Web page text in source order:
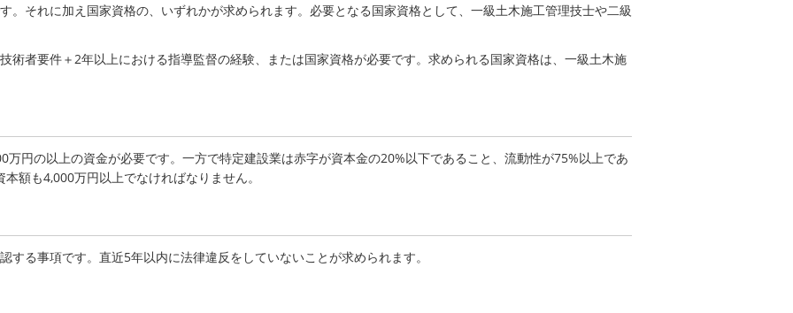
。それに加え国家資格の、いずれかが求められます。必要となる国家資格として、一級土木施工管理技士や二級
術者要件＋2年以上における指導監督の経験、または国家資格が必要です。求められる国家資格は、一級土木施
円の以上の資金が必要です。一方で特定建設業は赤字が資本金の20%以下であること、流動性が75%以上であ
額も4,000万円以上でなければなりません。
する事項です。直近5年以内に法律違反をしていないことが求められます。